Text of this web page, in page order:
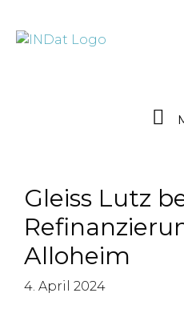
Gleiss Lutz
Alloheim
4. April 2024